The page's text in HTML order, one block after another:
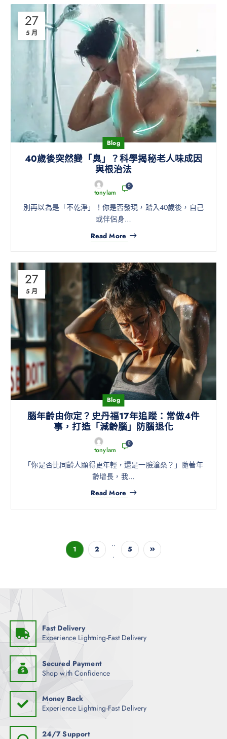
27
5 月
Blog
40歲後突然變「臭」？科學揭秘老人味成因
與根治法
tonylam
0
別再以為是「不乾淨」！你是否發現，踏入40歲後，自己
或伴侶身…
Read More
27
5 月
Blog
腦年齡由你定？史丹福17年追蹤：常做4件
事，打造「減齡腦」防腦退化
tonylam
0
「你是否比同齡人顯得更年輕，還是一臉滄桑？」隨著年
齡增長，我…
Read More
1 2
..
.
5
Fast Delivery
Experience Lightning-Fast Delivery
Secured Payment
Shop with Confidence
Money Back
Experience Lightning-Fast Delivery
24/7 Support